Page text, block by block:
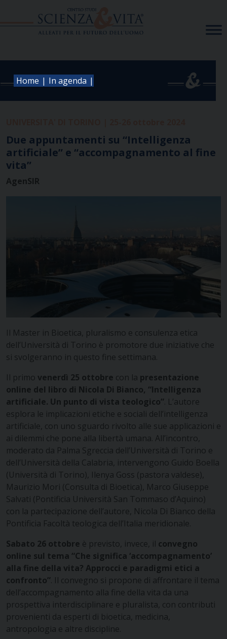
Home | In agenda |
Due appuntamenti su “Intelligenza
artificiale” e “accompagnamento al fine
vita”
AgenSIR
Il Master in Bioetica, pluralismo e consulenza etica
dell’Università di Torino è promotore due iniziative che
si svolgeranno in questo fine settimana.
Il primo venerdì 25 ottobre con la presentazione
online del libro di Nicola Di Bianco, “Intelligenza
artificiale. Un punto di vista teologico”. L’autore
esplora le implicazioni etiche e sociali dell’intelligenza
artificiale, con uno sguardo rivolto alle sue applicazioni e
ai dilemmi che pone alla libertà umana. All’incontro,
moderato da Palma Sgreccia dell’Università di Torino e
dell’Università della Calabria, intervengono Guido Boella
(Università di Torino), Ilenya Goss (pastora valdese),
Maurizio Mori (Consulta di Bioetica), Marco Giuseppe
Salvati (Pontificia Università San Tommaso d’Aquino)
con la partecipazione dell’autore, Nicola Di Bianco della
Pontificia Facoltà teologica dell’Italia meridionale.
Sabato 26 ottobre è previsto, invece, il convegno
online sul tema “Che significa ‘accompagnamento’
alla fine della vita? Approcci e paradigmi etici a
confronto”. Il convegno si propone di affrontare il tema
dell’accompagnamento alla fine della vita da una
prospettiva interdisciplinare e pluralista, con contributi
provenienti da esperti di bioetica, medicina,
antropologia e altre discipline.